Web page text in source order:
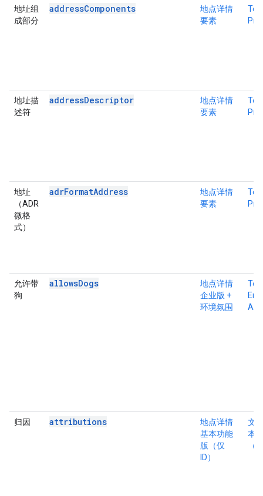
地址组
成部分
addressComponents
地点详情
要素
Pro
地址描
述符
addressDescriptor
地点详情
要素
Pro
地址
（ADR
微格
式）
adrFormatAddress
地点详情
要素
Pro
允许带
狗
allowsDogs
地点详情
企业版 +
环境氛围
归因 attributions
地点详情
基本功能
版（仅
ID）
文
本
（